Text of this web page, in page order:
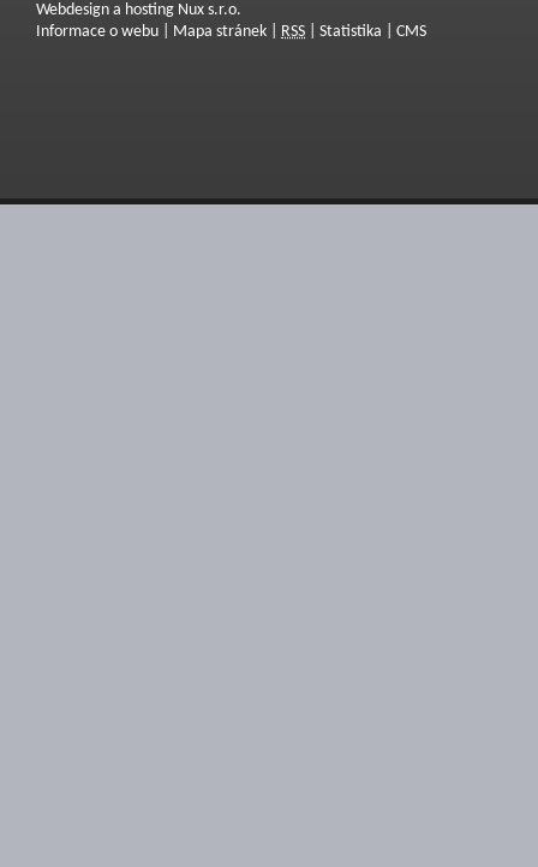
Webdesign a hosting Nux s.r.o.
Informace o webu
Mapa stránek RSS Statistika CMS